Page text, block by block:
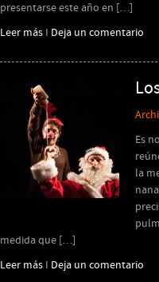
presentarse este año en […]
Leer más I Deja un comentario
Es
la
medida que […]
Leer más I Deja un comentario